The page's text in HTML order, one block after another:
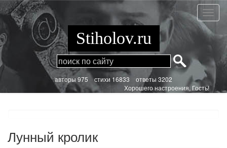
Перейти
к
основному
содержанию
кролик
Stiholov.ru
aвторы 975стихи 16833 ответы 3202
Хорошего настроения, Гость!
Лунный кролик